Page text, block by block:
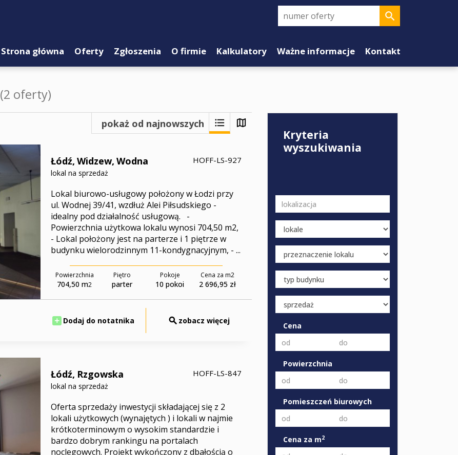
Strona główna Oferty Zgłoszenia O firmie Kalkulatory Ważne informacje Kontakt
(2 oferty)
pokaż od najnowszych
Łódź, Widzew, Wodna
lokal na sprzedaż
HOFF-LS-927
Lokal biurowo-usługowy położony w Łodzi przy
ul. Wodnej 39/41, wzdłuż Alei Piłsudskiego -
idealny pod działalność usługową. -
Powierzchnia użytkowa lokalu wynosi 704,50 m2,
- Lokal położony jest na parterze i 1 piętrze w
budynku wielorodzinnym 11-kondygnacyjnym, - ...
Powierzchnia
704,50 m2
Piętro
parter
Pokoje
10 pokoi
Cena za m2
2 696,95 zł
Dodaj do notatnika zobacz więcej
Łódź, Rzgowska
lokal na sprzedaż
HOFF-LS-847
Oferta sprzedaży inwestycji składającej się z 2
lokali użytkowych (wynajętych ) i lokali w najmie
krótkoterminowym o wysokim standardzie i
bardzo dobrym rankingu na portalach
noclegowych. Projekt wykończony z dbałością o
Kryteria
wyszukiwania
Cena
Powierzchnia
Pomieszczeń biurowych
Cena za m2